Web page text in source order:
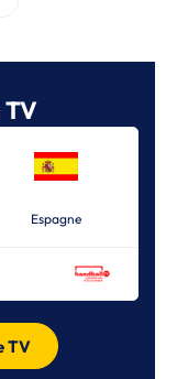
Espagne
TV